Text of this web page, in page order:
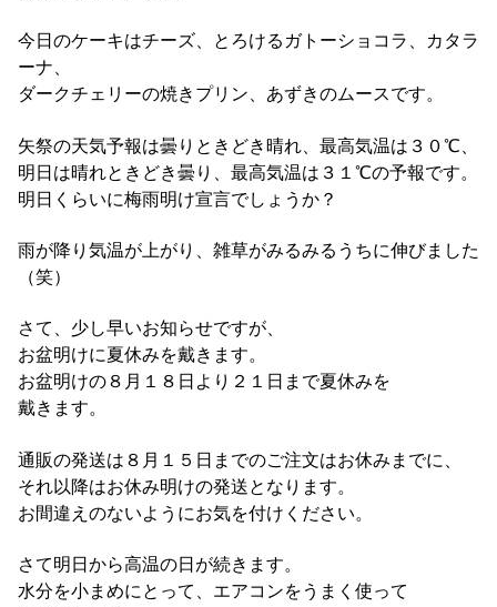
今日のケーキはチーズ、とろけるガトーショコラ、カタラ
ーナ、
ダークチェリーの焼きプリン、あずきのムースです。
矢祭の天気予報は曇りときどき晴れ、最高気温は３０℃、
明日は晴れときどき曇り、最高気温は３１℃の予報です。
明日くらいに梅雨明け宣言でしょうか？
雨が降り気温が上がり、雑草がみるみるうちに伸びました
（笑）
さて、少し早いお知らせですが、
お盆明けに夏休みを戴きます。
お盆明けの８月１８日より２１日まで夏休みを
戴きます。
通販の発送は８月１５日までのご注文はお休みまでに、
それ以降はお休み明けの発送となります。
お間違えのないようにお気を付けください。
さて明日から高温の日が続きます。
水分を小まめにとって、エアコンをうまく使って